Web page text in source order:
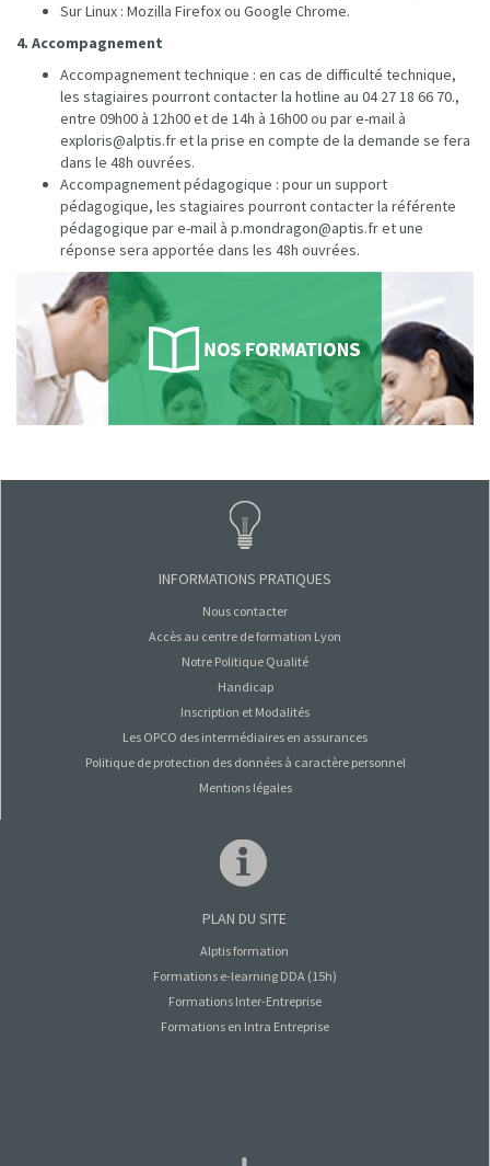
Sur Linux : Mozilla Firefox ou Google Chrome.
4. Accompagnement
Accompagnement technique : en cas de difficulté technique,
les stagiaires pourront contacter la hotline au 04 27 18 66 70.,
entre 09h00 à 12h00 et de 14h à 16h00 ou par e-mail à
exploris@alptis.fret la prise en compte de la demande se fera
dans le 48h ouvrées.
Accompagnement pédagogique : pour un support
pédagogique, les stagiaires pourront contacter la référente
pédagogique par e-mail à p.mondragon@aptis.fret une
réponse sera apportée dans les 48h ouvrées.
INFORMATIONS PRATIQUES
Nous contacter
Accès au centre de formation Lyon
Notre Politique Qualité
Handicap
Inscription et Modalités
Les OPCO des intermédiaires en assurances
Politique de protection des données à caractère personnel
Mentions légales
PLAN DU SITE
Alptis formation
Formations e-learning DDA (15h)
Formations Inter-Entreprise
Formations en Intra Entreprise